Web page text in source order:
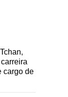
cargo de